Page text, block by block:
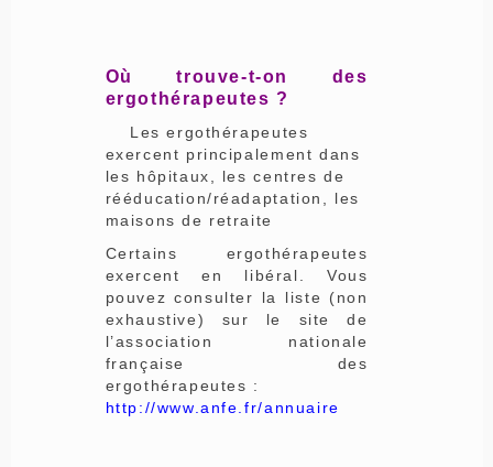
Où trouve-t-on des
ergothérapeutes ?
Les ergothérapeutes
exercent principalement dans
les hôpitaux, les centres de
rééducation/réadaptation, les
maisons de retraite
Certains ergothérapeutes
exercent en libéral. Vous
pouvez consulter la liste (non
exhaustive) sur le site de
l’association nationale
française des
ergothérapeutes :
http://www.anfe.fr/annuaire